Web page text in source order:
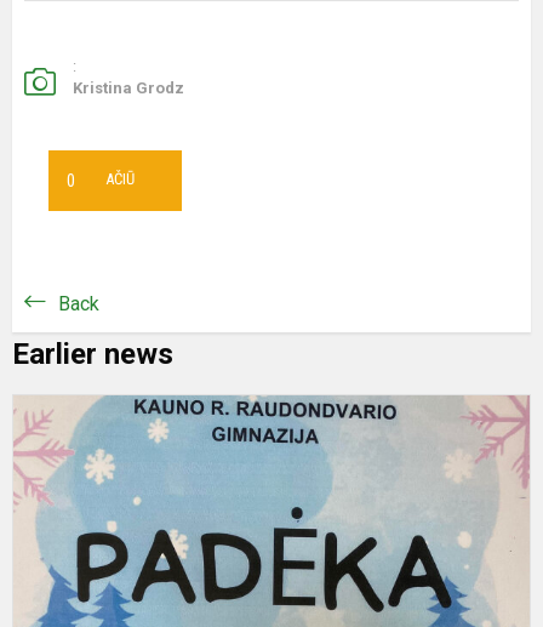
:
Kristina Grodz
AČIŪ
0
Back
Earlier news